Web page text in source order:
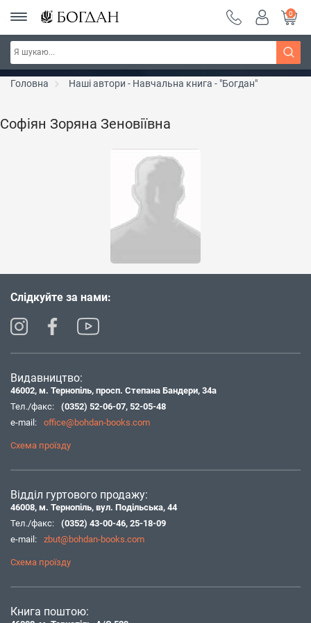
Серія "Чейзіана" ~ знижка 20%
0
Головна Наші автори - Навчальна книга - "Богдан"
Софіян Зоряна Зеновіївна
Слідкуйте за нами:
Видавництво:
46002, м. Тернопіль, просп. Степана Бандери, 34а
Тел./факс:
(0352) 52-06-07, 52-05-48
e-mail:
office@bohdan-books.com
Схема проїзду
Відділ гуртового продажу:
46008, м. Тернопіль, вул. Подільська, 44
Тел./факс:
(0352) 43-00-46, 25-18-09
e-mail:
zbut@bohdan-books.com
Схема проїзду
Книга поштою: